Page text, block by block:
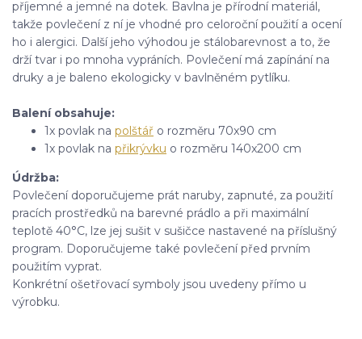
příjemné a jemné na dotek. Bavlna je přírodní materiál,
takže povlečení z ní je vhodné pro celoroční použití a ocení
ho i alergici. Další jeho výhodou je stálobarevnost a to, že
drží tvar i po mnoha vypráních. Povlečení má zapínání na
druky a je baleno ekologicky v bavlněném pytlíku.
Balení obsahuje:
1x povlak na polštář o rozměru 70x90 cm
1x povlak na přikrývku o rozměru 140x200 cm
Údržba:
Povlečení doporučujeme prát naruby, zapnuté, za použití
pracích prostředků na barevné prádlo a při maximální
teplotě 40°C, lze jej sušit v sušičce nastavené na příslušný
program. Doporučujeme také povlečení před prvním
použitím vyprat.
Konkrétní ošetřovací symboly jsou uvedeny přímo u
výrobku.